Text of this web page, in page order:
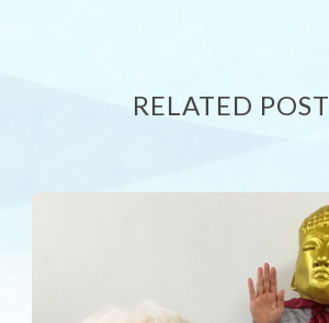
RELATED POST